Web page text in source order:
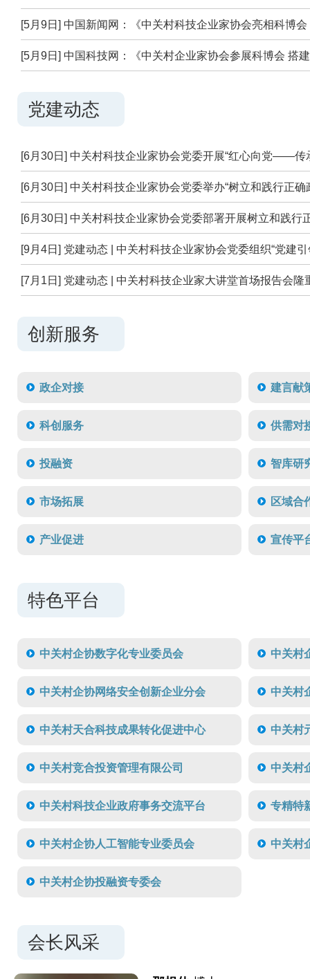
[5月9日] 中国新闻网：《中关村科技企业家协会亮相科博
[5月9日] 中国科技网：《中关村企业家协会参展科博会 搭
党建动态
[6月30日] 中关村科技企业家协会党委开展“红心向党——传
[6月30日] 中关村科技企业家协会党委举办“树立和践行正
[6月30日] 中关村科技企业家协会党委部署开展树立和践行
[9月4日] 党建动态 | 中关村科技企业家协会党委组织“党
氢能示范区及中科浩运公司参观交流
[7月1日] 党建动态 | 中关村科技企业家大讲堂首场报告会隆
创新服务
政企对接 建言献
科创服务 供需对
投融资 智库研
市场拓展 区域合
产业促进 宣传平
特色平台
中关村企协数字化专业委员会 中关村
中关村企协网络安全创新企业分会 中关村
中关村天合科技成果转化促进中心 中关村
中关村竞合投资管理有限公司 中关村
中关村科技企业政府事务交流平台 专精特
中关村企协人工智能专业委员会 中关村
中关村企协投融资专委会
会长风采